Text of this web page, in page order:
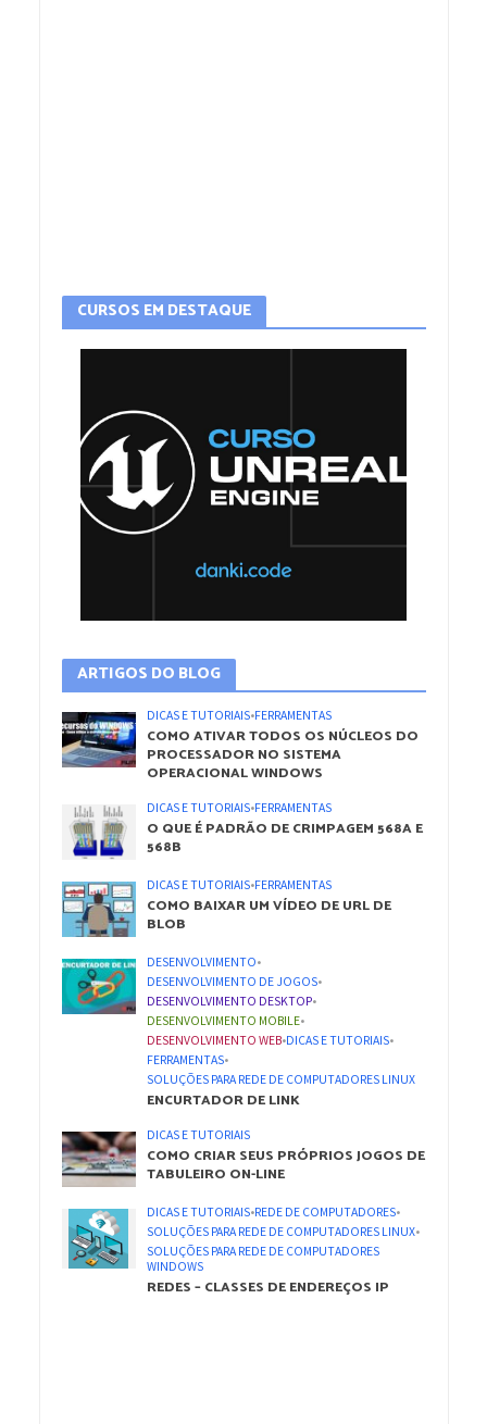
CURSOS EM DESTAQUE
ARTIGOS DO BLOG
DICAS E TUTORIAIS•FERRAMENTAS
COMO ATIVAR TODOS OS NÚCLEOS DO
PROCESSADOR NO SISTEMA
OPERACIONAL WINDOWS
DICAS E TUTORIAIS•FERRAMENTAS
O QUE É PADRÃO DE CRIMPAGEM 568A E
568B
DICAS E TUTORIAIS•FERRAMENTAS
COMO BAIXAR UM VÍDEO DE URL DE
BLOB
DESENVOLVIMENTO•
DESENVOLVIMENTO DE JOGOS•
DESENVOLVIMENTO DESKTOP•
DESENVOLVIMENTO MOBILE•
DESENVOLVIMENTO WEB•DICAS E TUTORIAIS•
FERRAMENTAS•
SOLUÇÕES PARA REDE DE COMPUTADORES LINUX
ENCURTADOR DE LINK
DICAS E TUTORIAIS
COMO CRIAR SEUS PRÓPRIOS JOGOS DE
TABULEIRO ON-LINE
DICAS E TUTORIAIS•REDE DE COMPUTADORES•
SOLUÇÕES PARA REDE DE COMPUTADORES LINUX•
SOLUÇÕES PARA REDE DE COMPUTADORES
WINDOWS
REDES – CLASSES DE ENDEREÇOS IP